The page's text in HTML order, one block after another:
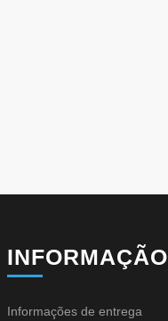
INFORMAÇÃO
Informações de entrega